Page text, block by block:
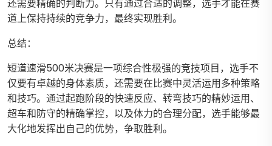
还需要精确的判断力。只有通过合适的调整，选手才能在赛
道上保持持续的竞争力，最终实现胜利。
总结：
短道速滑500米决赛是一项综合性极强的竞技项目，选手不
仅要有卓越的身体素质，还需要在比赛中灵活运用多种策略
和技巧。通过起跑阶段的快速反应、转弯技巧的精妙运用、
超车和防守的精确掌控，以及体力的合理分配，选手能够最
大化地发挥出自己的优势，争取胜利。